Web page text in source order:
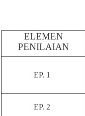
ELEMEN
PENILAIAN
EP. 1
EP. 2